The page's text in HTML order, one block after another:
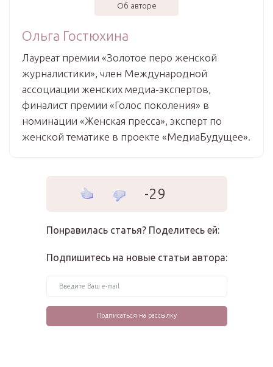
Об авторе
Ольга Гостюхина
Лауреат премии «Золотое перо женской
журналистики», член Международной
ассоциации женских медиа-экспертов,
финалист премии «Голос поколения» в
номинации «Женская пресса», эксперт по
женской тематике в проекте «МедиаБудущее».
-29
Понравилась статья? Поделитесь ей:
Подпишитесь на новые статьи автора: